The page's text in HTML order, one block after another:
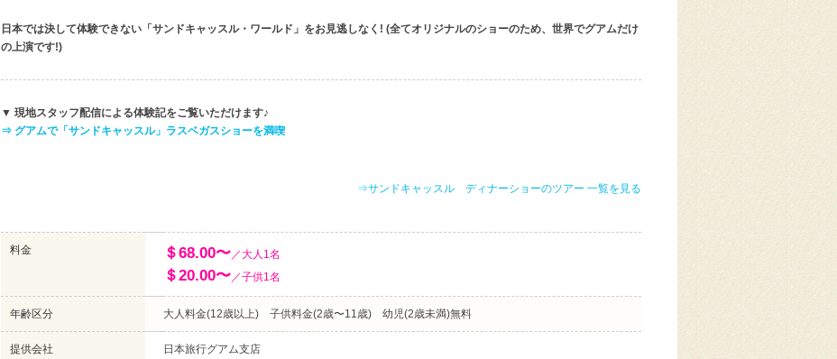
日本では決して体験できない「サンドキャッスル・ワールド」をお見逃しなく! (全てオリジナルのショーのため、世界でグアムだけ
の上演です!)
▼ 現地スタッフ配信による体験記をご覧いただけます♪
⇒ グアムで「サンドキャッスル」ラスベガスショーを満喫
⇒サンドキャッスル ディナーショーのツアー 一覧を見る
料金 ＄68.00〜／大人1名
＄20.00〜／子供1名
年齢区分 大人料金(12歳以上) 子供料金(2歳〜11歳) 幼児(2歳未満)無料
提供会社 日本旅行グアム支店